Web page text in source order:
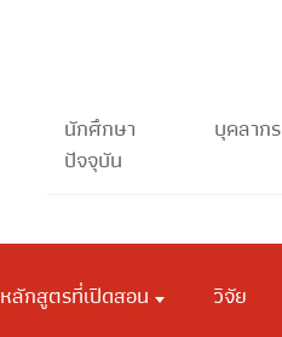
นักศึกษา
ปัจจุบัน
บุคลากร
หลักสูตรที่เปิดสอน วิจัย